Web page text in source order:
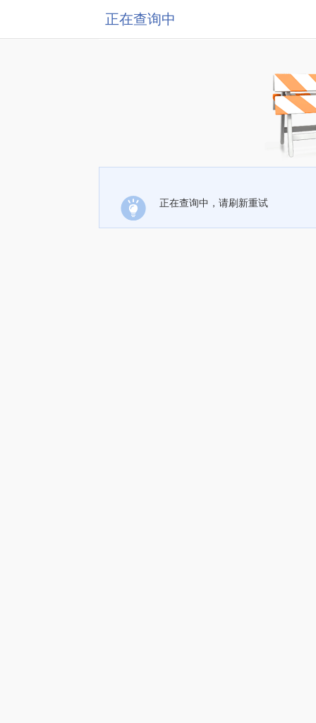
正在查询中
正在查询中，请刷新重试